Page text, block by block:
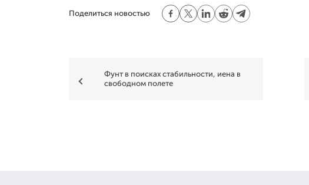
Поделиться новостью
Фунт в поисках стабильности, иена в
свободном полете